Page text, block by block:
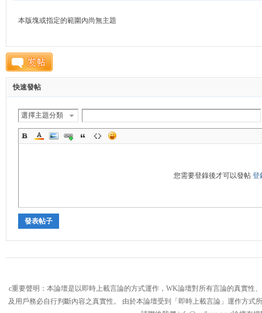
本版塊或指定的範圍內尚無主題
快速發帖
選擇主題分類
您需要登錄後才可以發帖登
發表帖子
c重要聲明：本論壇是以即時上載言論的方式運作，WK論壇對所有言論的真實
及用戶務必自行判斷內容之真實性。 由於本論壇受到「即時上載言論」運作方